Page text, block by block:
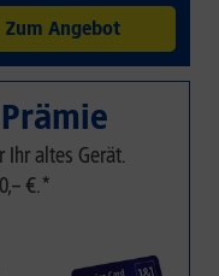
Zum Angebot
Ihr altes Gerät.
€.*